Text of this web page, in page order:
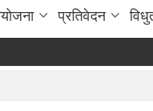
प्रतिवेदन